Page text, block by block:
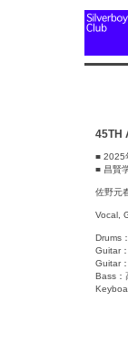
45TH
■ 2025
■ 昌賢
佐野元
Vocal,
Drums
Guitar
Guitar
Bass：